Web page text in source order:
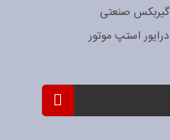
گیربکس صنعتی
درایور استپ موتور